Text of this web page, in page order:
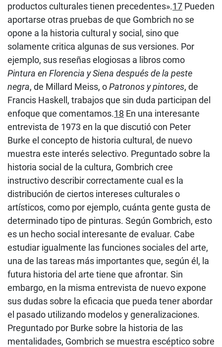
productos culturales tienen precedentes».17 Pueden
aportarse otras pruebas de que Gombrich no se
opone a la historia cultural y social, sino que
solamente critica algunas de sus versiones. Por
ejemplo, sus reseñas elogiosas a libros como
Pintura en Florencia y Siena después de la peste
negra, de Millard Meiss, oPatronos y pintores, de
Francis Haskell, trabajos que sin duda participan del
enfoque que comentamos.18 En una interesante
entrevista de 1973 en la que discutió con Peter
Burke el concepto de historia cultural, de nuevo
muestra este interés selectivo. Preguntado sobre la
historia social de la cultura, Gombrich cree
instructivo describir correctamente cual es la
distribución de ciertos intereses culturales o
artísticos, como por ejemplo, cuánta gente gusta de
determinado tipo de pinturas. Según Gombrich, esto
es un hecho social interesante de evaluar. Cabe
estudiar igualmente las funciones sociales del arte,
una de las tareas más importantes que, según él, la
futura historia del arte tiene que afrontar. Sin
embargo, en la misma entrevista de nuevo expone
sus dudas sobre la eficacia que pueda tener abordar
el pasado utilizando modelos y generalizaciones.
Preguntado por Burke sobre la historia de las
mentalidades, Gombrich se muestra escéptico sobre